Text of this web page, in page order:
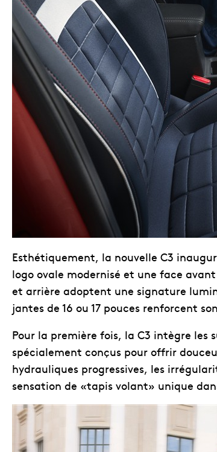
Esthétiquement, la nouvelle C3
logo ovale modernisé et une face
et arrière adoptent une signature
jantes de 16 ou 17 pouces renforcent
Pour la première fois, la C3 intègre les
spécialement conçus pour offrir
hydrauliques progressives, les
sensation de «tapis volant» unique